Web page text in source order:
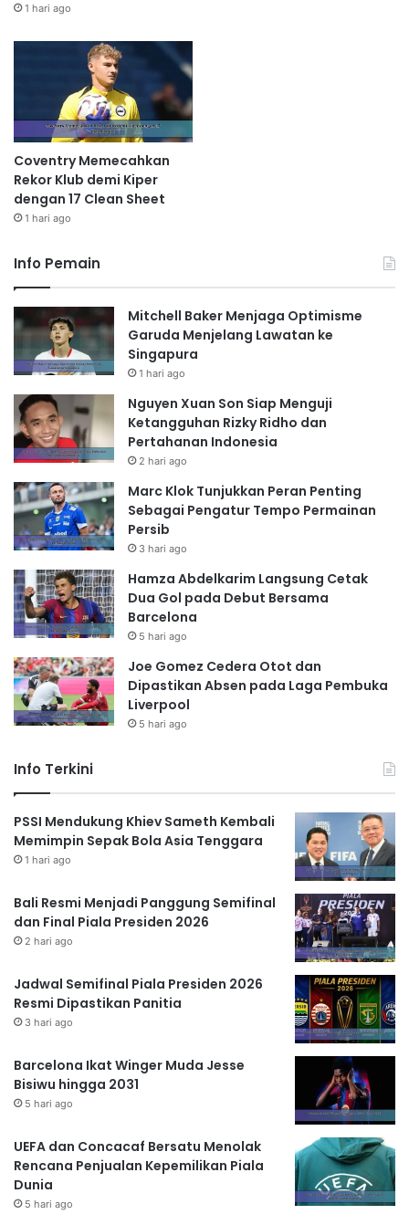
1 hari ago
Coventry Memecahkan
Rekor Klub demi Kiper
dengan 17 Clean Sheet
1 hari ago
Info Pemain
Mitchell Baker Menjaga Optimisme
Garuda Menjelang Lawatan ke
Singapura
1 hari ago
Nguyen Xuan Son Siap Menguji
Ketangguhan Rizky Ridho dan
Pertahanan Indonesia
2 hari ago
Marc Klok Tunjukkan Peran Penting
Sebagai Pengatur Tempo Permainan
Persib
3 hari ago
Hamza Abdelkarim Langsung Cetak
Dua Gol pada Debut Bersama
Barcelona
5 hari ago
Joe Gomez Cedera Otot dan
Dipastikan Absen pada Laga Pembuka
Liverpool
5 hari ago
Info Terkini
PSSI Mendukung Khiev Sameth Kembali
Memimpin Sepak Bola Asia Tenggara
1 hari ago
Bali Resmi Menjadi Panggung Semifinal
dan Final Piala Presiden 2026
2 hari ago
Jadwal Semifinal Piala Presiden 2026
Resmi Dipastikan Panitia
3 hari ago
Barcelona Ikat Winger Muda Jesse
Bisiwu hingga 2031
5 hari ago
UEFA dan Concacaf Bersatu Menolak
Rencana Penjualan Kepemilikan Piala
Dunia
5 hari ago